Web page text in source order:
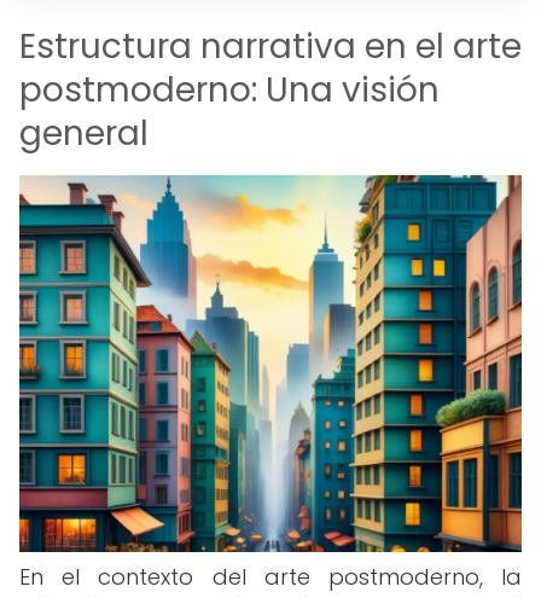
Estructura narrativa en el arte
postmoderno: Una visión
general
En el contexto del arte postmoderno, la